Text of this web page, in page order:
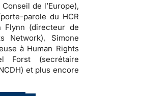
de l’Europe),
parole du HCR
Flynn (directeur de
Network), Simone
à Human Rights
Forst (secrétaire
et plus encore